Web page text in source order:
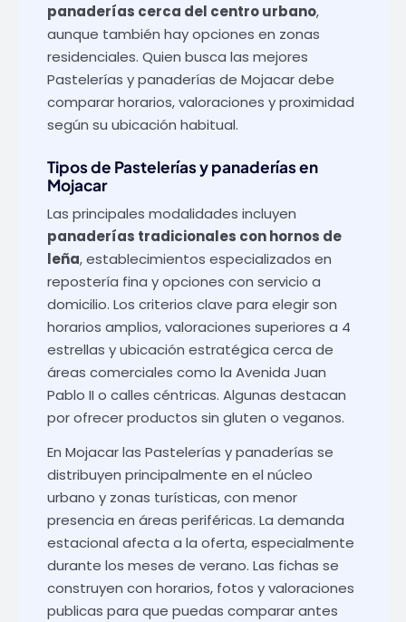
panaderías cerca del centro urbano,
aunque también hay opciones en zonas
residenciales. Quien busca las mejores
Pastelerías y panaderías de Mojacar debe
comparar horarios, valoraciones y proximidad
según su ubicación habitual.
Tipos de Pastelerías y panaderías en
Mojacar
Las principales modalidades incluyen
panaderías tradicionales con hornos de
leña, establecimientos especializados en
repostería fina y opciones con servicio a
domicilio. Los criterios clave para elegir son
horarios amplios, valoraciones superiores a 4
estrellas y ubicación estratégica cerca de
áreas comerciales como la Avenida Juan
Pablo II o calles céntricas. Algunas destacan
por ofrecer productos sin gluten o veganos.
En Mojacar las Pastelerías y panaderías se
distribuyen principalmente en el núcleo
urbano y zonas turísticas, con menor
presencia en áreas periféricas. La demanda
estacional afecta a la oferta, especialmente
durante los meses de verano. Las fichas se
construyen con horarios, fotos y valoraciones
publicas para que puedas comparar antes